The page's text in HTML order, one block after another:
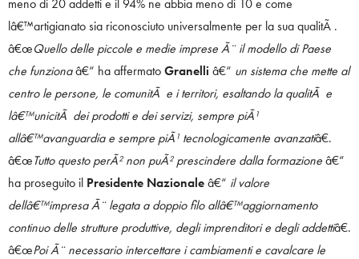
lâ€™artigianato sia riconosciuto universalmente per la sua qualitÃ .
â€œQuello delle piccole e medie imprese Ã¨ il modello di Paese
che funzionaâ€“ ha affermatoGranelli â€“ un sistema che mette al
centro le persone, le comunitÃ e i territori, esaltando la qualitÃ e
lâ€™unicitÃ dei prodotti e dei servizi, sempre piÃ¹
allâ€™avanguardia e sempre piÃ¹ tecnologicamente avanzatiâ€.
â€œTutto questo perÃ² non puÃ² prescindere dalla formazioneâ€“
ha proseguito il Presidente Nazionaleâ€“ il valore
dellâ€™impresa Ã¨ legata a doppio filo allâ€™aggiornamento
continuo delle strutture produttive, degli imprenditori e degli addettiâ€.
â€œPoi Ã¨ necessario intercettare i cambiamenti e cavalcare le